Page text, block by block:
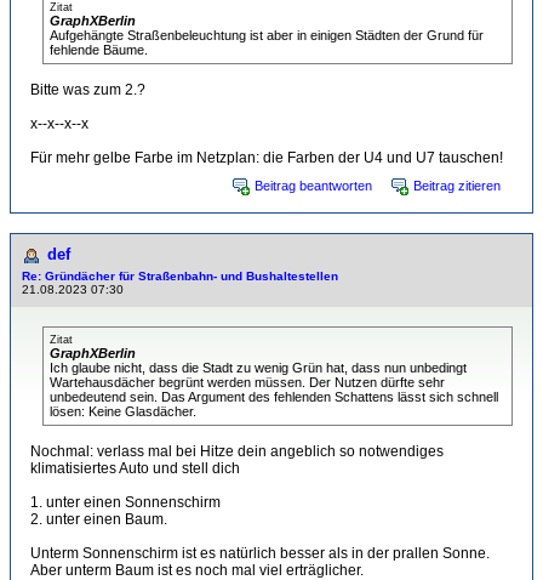
Zitat
GraphXBerlin
Aufgehängte Straßenbeleuchtung ist aber in einigen Städten der Grund für
fehlende Bäume.
Bitte was zum 2.?
x--x--x--x
Für mehr gelbe Farbe im Netzplan: die Farben der U4 und U7 tauschen!
Beitrag beantworten Beitrag zitieren
def
Re: Gründächer für Straßenbahn- und Bushaltestellen
21.08.2023 07:30
Zitat
GraphXBerlin
Ich glaube nicht, dass die Stadt zu wenig Grün hat, dass nun unbedingt
Wartehausdächer begrünt werden müssen. Der Nutzen dürfte sehr
unbedeutend sein. Das Argument des fehlenden Schattens lässt sich schnell
lösen: Keine Glasdächer.
Nochmal: verlass mal bei Hitze dein angeblich so notwendiges
klimatisiertes Auto und stell dich
1. unter einen Sonnenschirm
2. unter einen Baum.
Unterm Sonnenschirm ist es natürlich besser als in der prallen Sonne.
Aber unterm Baum ist es noch mal viel erträglicher.